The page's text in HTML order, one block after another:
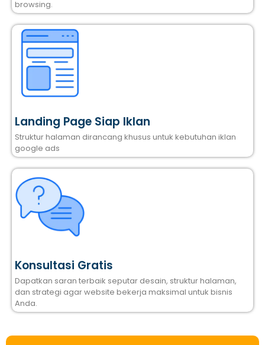
browsing.
Landing Page Siap Iklan
Struktur halaman dirancang khusus untuk kebutuhan iklan
google ads
Konsultasi Gratis
Dapatkan saran terbaik seputar desain, struktur halaman,
dan strategi agar website bekerja maksimal untuk bisnis
Anda.